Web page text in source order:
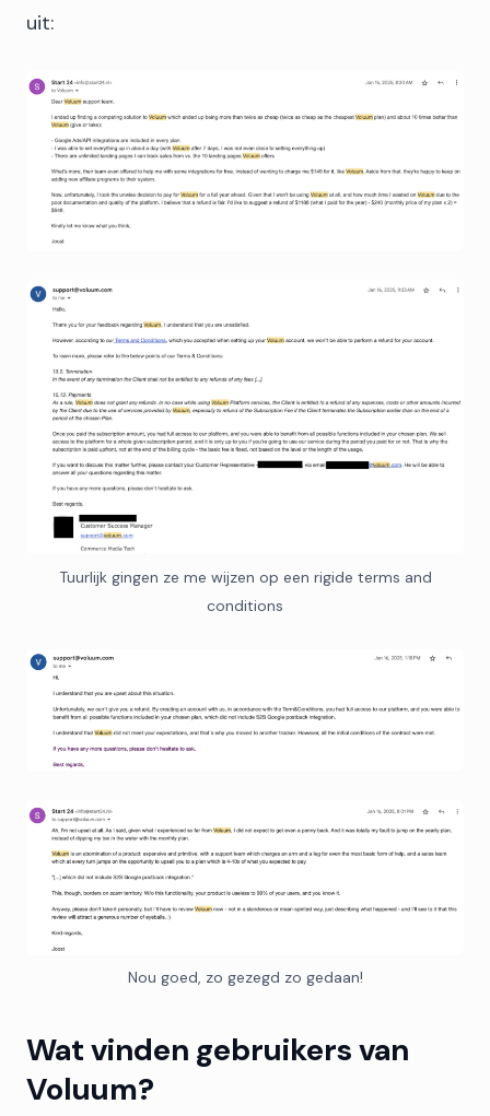
uit:
Tuurlijk gingen ze me wijzen op een rigide terms and
conditions
Nou goed, zo gezegd zo gedaan!
Wat vinden gebruikers van
Voluum?